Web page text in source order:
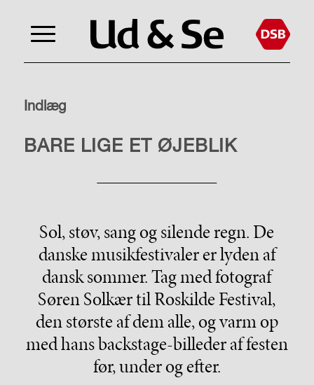
Indlæg
FOTOREPORTAGE
BARE LIGE ET ØJEBLIK
Sol, støv, sang og silende regn. De
danske musikfestivaler er lyden af
dansk sommer. Tag med fotograf
Søren Solkær til Roskilde Festival,
den største af dem alle, og varm op
med hans backstage-billeder af festen
før, under og efter.